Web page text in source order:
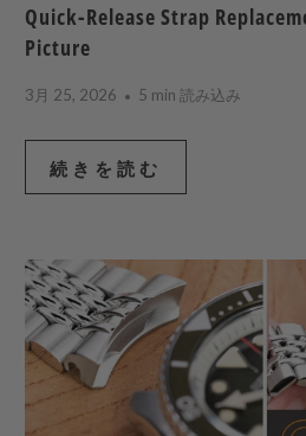
Quick-Release Strap
Picture
3月 25, 2026 5 min 読み込み
続きを読む